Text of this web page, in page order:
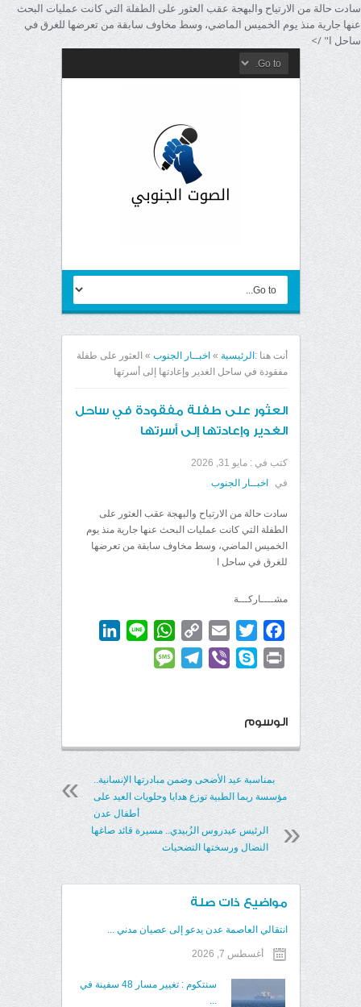
سادت حالة من الارتياح والبهجة عقب العثور على الطفلة التي كانت عمليات البحث
عنها جارية منذ يوم الخميس الماضي، وسط مخاوف سابقة من تعرضها للغرق في
ساحل ا" />
أنت هنا : الرئيسية » اخبــار الجنوب » العثور على طفلة
مفقودة في ساحل الغدير وإعادتها إلى أسرتها
العثور على طفلة مفقودة في ساحل
الغدير وإعادتها إلى أسرتها
كتب في : مايو 31, 2026
في
اخبــار الجنوب
سادت حالة من الارتياح والبهجة عقب العثور على
الطفلة التي كانت عمليات البحث عنها جارية منذ يوم
الخميس الماضي، وسط مخاوف سابقة من تعرضها
للغرق في ساحل ا
مشــــاركـــة
Facebook
Twitter
Email
Copy
Link
WhatsApp
Line
Print
Skype
Viber
Telegram
الوسوم
بمناسبة عيد الأضحى وضمن مبادرتها الإنسانية..
مؤسسة ريما الطبية توزع هدايا وحلويات العيد على
أطفال عدن
الرئيس عيدروس الزُبيدي.. مسيرة قائد صاغها
النضال ورسختها التضحيات
مواضيع ذات صلة
انتقالي العاصمة عدن يدعو إلى عصيان مدني ...
أغسطس 7, 2026
سنتكوم : تغيير مسار 48 سفينة في
...